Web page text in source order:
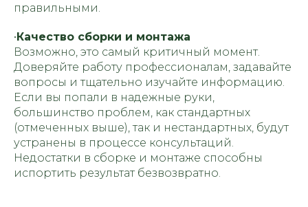
правильными.
•Качество сборки и монтажа
Возможно, это самый критичный момент.
Доверяйте работу профессионалам, задавайте
вопросы и тщательно изучайте информацию.
Если вы попали в надежные руки,
большинство проблем, как стандартных
(отмеченных выше), так и нестандартных, будут
устранены в процессе консультаций.
Недостатки в сборке и монтаже способны
испортить результат безвозвратно.